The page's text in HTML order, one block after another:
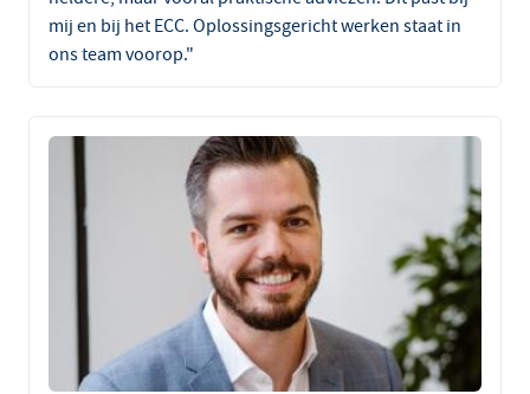
mij en bij het ECC. Oplossingsgericht werken staat in
ons team voorop."